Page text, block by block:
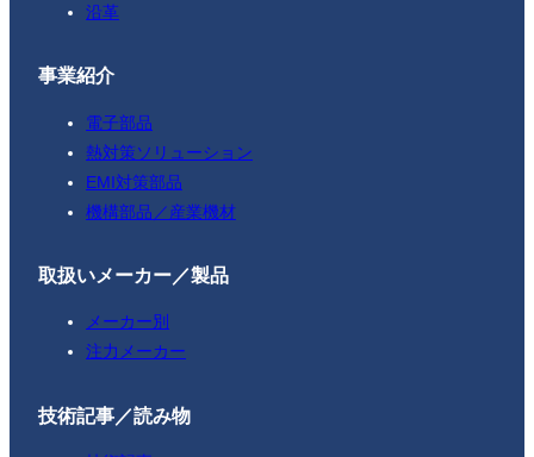
沿革
事業紹介
電子部品
熱対策ソリューション
EMI対策部品
機構部品／産業機材
取扱いメーカー／製品
メーカー別
注力メーカー
技術記事／読み物